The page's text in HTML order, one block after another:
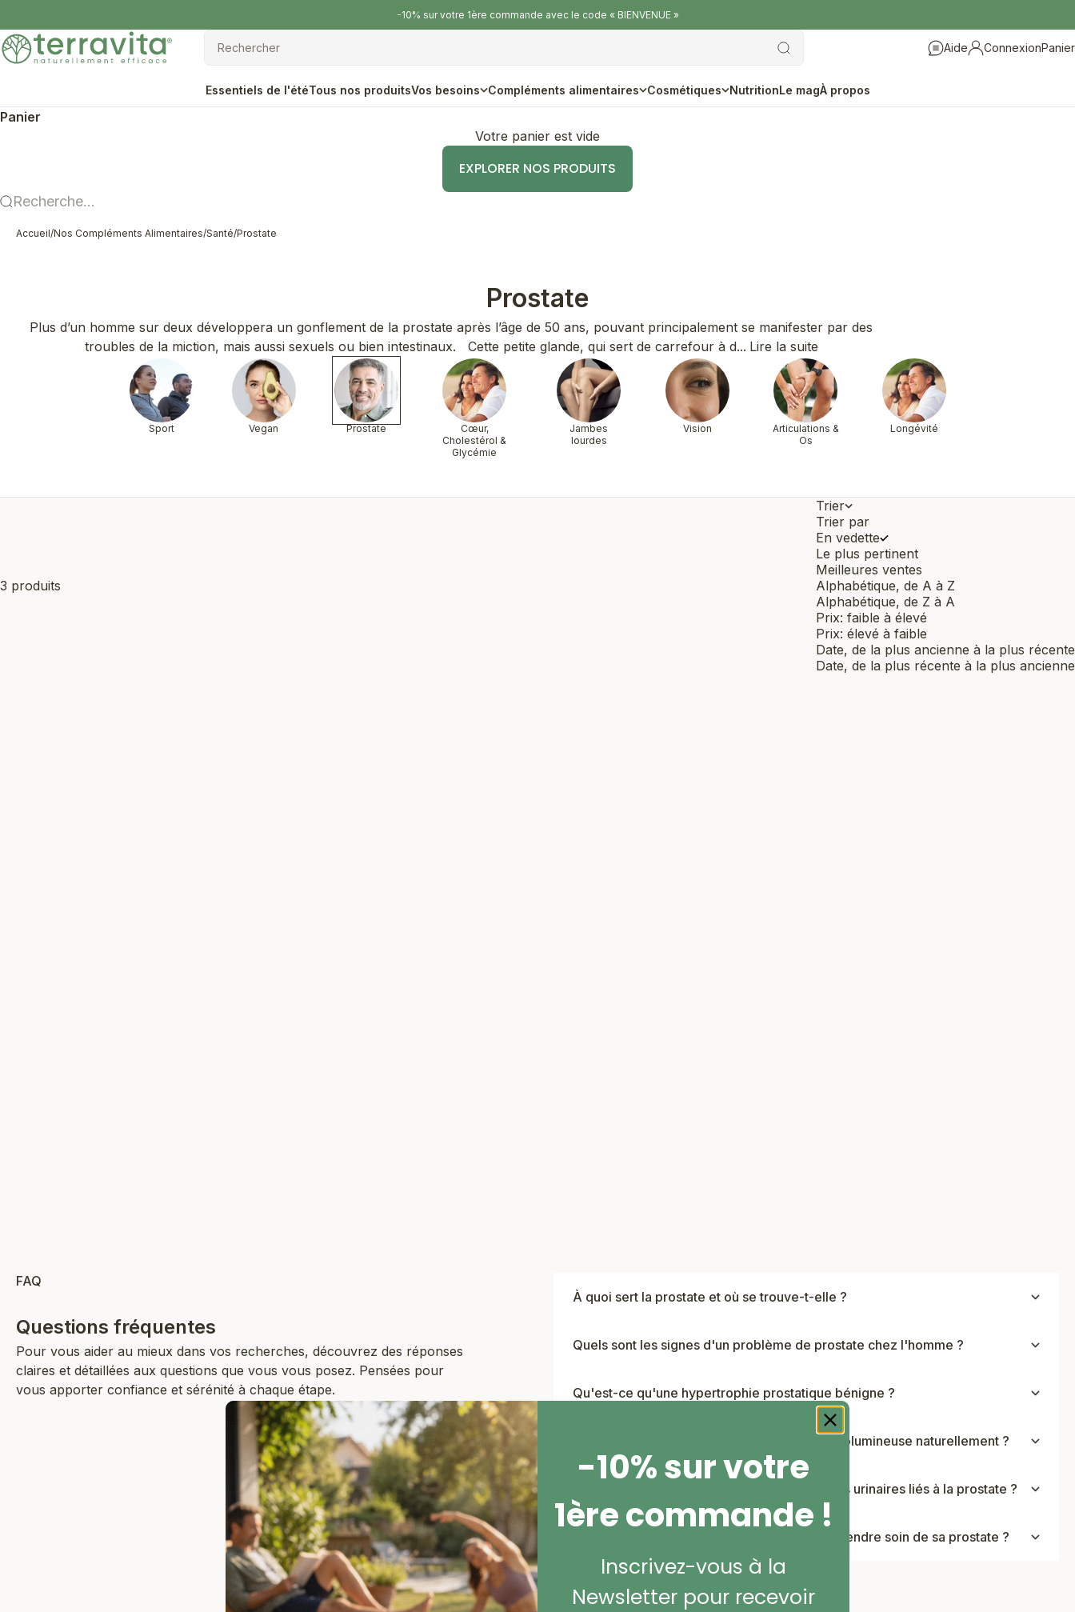
-10% sur votre 1ère commande avec le code « BIENVENUE »
Terravita
Rechercher
Rechercher
Essentiels de l'étéTous nos produitsVos besoins Compléments alimentaires Cosmétiques NutritionLe magÀ propos
Aide
Aide
Connexion
ConnexionPanier
Panier
Votre panier est vide
EXPLORER NOS PRODUITS
Recherche...
Accueil/Nos Compléments Alimentaires/Santé/Prostate
Prostate
Plus d’un homme sur deux développera un gonflement de la prostate après l’âge de 50 ans, pouvant principalement se manifester par des
troubles de la miction, mais aussi sexuels ou bien intestinaux. Cette petite glande, qui sert de carrefour à d... Lire la suite
Sport Vegan Prostate
Cœur,
Cholestérol &
Glycémie
Jambes
lourdes
Vision
Articulations &
Os
Longévité
3 produits
Trier
Trier par
En vedette
Le plus pertinent
Meilleures ventes
Alphabétique, de A à Z
Alphabétique, de Z à A
Prix: faible à élevé
Prix: élevé à faible
Date, de la plus ancienne à la plus récente
Date, de la plus récente à la plus ancienne
FAQ
Questions fréquentes
Pour vous aider au mieux dans vos recherches, découvrez des réponses
claires et détaillées aux questions que vous vous posez. Pensées pour
vous apporter confiance et sérénité à chaque étape.
À quoi sert la prostate et où se trouve-t-elle ?
Quels sont les signes d'un problème de prostate chez l'homme ?
Qu'est-ce qu'une hypertrophie prostatique bénigne ?
Peut-on réduire la taille d'une prostate trop volumineuse naturellement ?
Quelle alimentation pour soulager les troubles urinaires liés à la prostate ?
À quel âge un homme doit-il commencer à prendre soin de sa prostate ?
-10% sur votre
1ère commande !
Inscrivez-vous à la
Newsletter pour recevoir